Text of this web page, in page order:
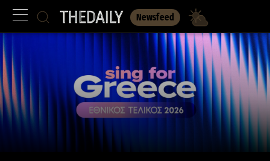
Newsfeed